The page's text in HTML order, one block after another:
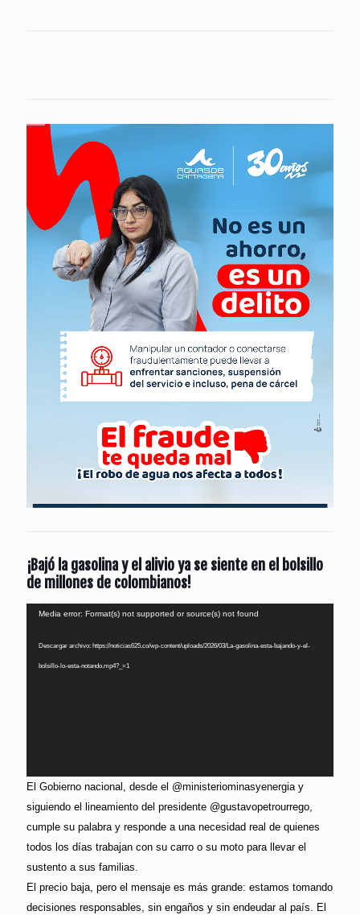
¡Bajó la gasolina y el alivio ya se siente en el bolsillo
de millones de colombianos!
Reproductor
Media error: Format(s) not supported or source(s) not found
Descargar archivo: https://noticias625.co/wp-content/uploads/2026/03/La-gasolina-esta-bajando-y-el-
bolsillo-lo-esta-notando.mp4?_=1
El Gobierno nacional, desde el @ministeriominasyenergia y
siguiendo el lineamiento del presidente @gustavopetrourrego,
cumple su palabra y responde a una necesidad real de quienes
todos los días trabajan con su carro o su moto para llevar el
sustento a sus familias.
El precio baja, pero el mensaje es más grande: estamos tomando
decisiones responsables, sin engaños y sin endeudar al país. El